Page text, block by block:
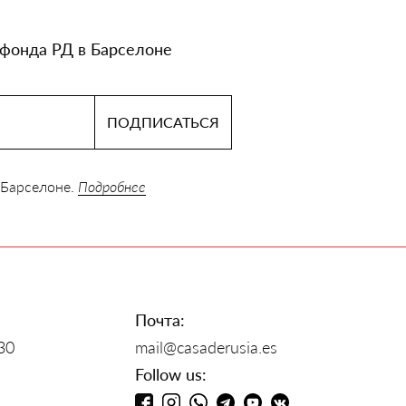
РД в Барселоне
Подробнее
Почта:
mail@casaderusia.es
Follow us: